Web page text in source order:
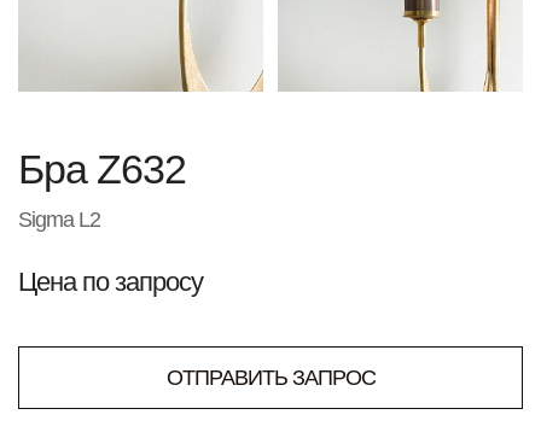
Бра Z632
Sigma L2
Цена по запросу
ОТПРАВИТЬ ЗАПРОС